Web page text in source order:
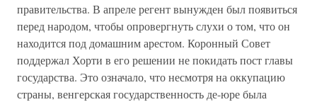
правительства. В апреле регент вынужден был появиться
перед народом, чтобы опровергнуть слухи о том, что он
находится под домашним арестом. Коронный Совет
поддержал Хорти в его решении не покидать пост главы
государства. Это означало, что несмотря на оккупацию
страны, венгерская государственность де-юре была